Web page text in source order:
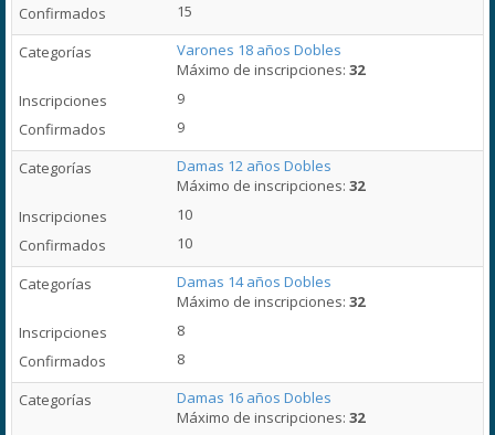
15
Varones 18 años Dobles
Máximo de inscripciones:32
9
9
Damas 12 años Dobles
Máximo de inscripciones:32
10
10
Damas 14 años Dobles
Máximo de inscripciones:32
8
8
Damas 16 años Dobles
Máximo de inscripciones:32